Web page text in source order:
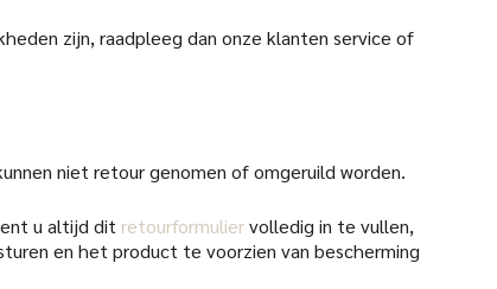
zijn, raadpleeg dan onze klanten service of
niet retour genomen of omgeruild worden.
u altijd dit retourformuliervolledig in te vullen,
en het product te voorzien van bescherming